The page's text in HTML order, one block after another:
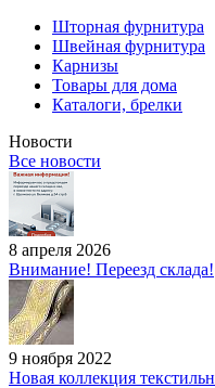
Шторная фурнитура
Швейная фурнитура
Карнизы
Товары для дома
Каталоги, брелки
Новости
Все новости
8 апреля 2026
Внимание! Переезд склада!
9 ноября 2022
Новая коллекция